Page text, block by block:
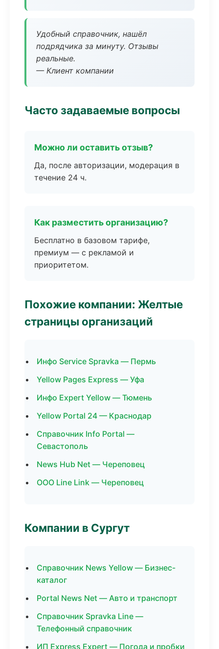
Удобный справочник, нашёл
подрядчика за минуту. Отзывы
реальные.
— Клиент компании
Часто задаваемые вопросы
Можно ли оставить отзыв?
Да, после авторизации, модерация в
течение 24 ч.
Как разместить организацию?
Бесплатно в базовом тарифе,
премиум — с рекламой и
приоритетом.
Похожие компании: Желтые
страницы организаций
Инфо Service Spravka — Пермь
Yellow Pages Express — Уфа
Инфо Expert Yellow — Тюмень
Yellow Portal 24 — Краснодар
Справочник Info Portal —
Севастополь
News Hub Net — Череповец
ООО Line Link — Череповец
Компании в Сургут
Справочник News Yellow — Бизнес-
каталог
Portal News Net — Авто и транспорт
Справочник Spravka Line —
Телефонный справочник
ИП Express Expert — Погода и пробки